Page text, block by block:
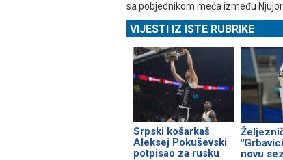
sa pobjednikom meča između
VIJESTI IZ ISTE RUBRIKE
Srpski košarkaš
Aleksej Pokuševski
potpisao za rusku
novu